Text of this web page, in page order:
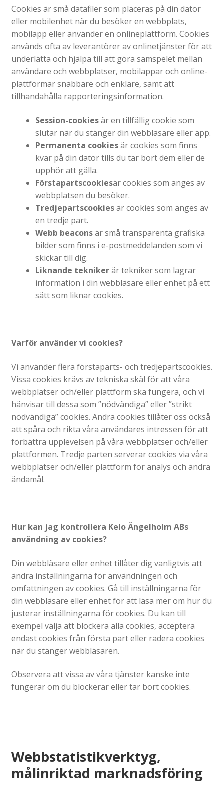
Cookies är små datafiler som placeras på din dator
eller mobilenhet när du besöker en webbplats,
mobilapp eller använder en onlineplattform. Cookies
används ofta av leverantörer av onlinetjänster för att
underlätta och hjälpa till att göra samspelet mellan
användare och webbplatser, mobilappar och online-
plattformar snabbare och enklare, samt att
tillhandahålla rapporteringsinformation.
Session-cookiesär en tillfällig cookie som
slutar när du stänger din webbläsare eller app.
Permanenta cookiesär cookies som finns
kvar på din dator tills du tar bort dem eller de
upphör att gälla.
Förstapartscookiesär cookies som anges av
webbplatsen du besöker.
Tredjepartscookiesär cookies som anges av
en tredje part.
Webb beaconsär små transparenta grafiska
bilder som finns i e-postmeddelanden som vi
skickar till dig.
Liknande teknikerär tekniker som lagrar
information i din webbläsare eller enhet på ett
sätt som liknar cookies.
Varför använder vi cookies?
Vi använder flera förstaparts- och tredjepartscookies.
Vissa cookies krävs av tekniska skäl för att våra
webbplatser och/eller plattform ska fungera, och vi
hänvisar till dessa som ”nödvändiga” eller ”strikt
nödvändiga” cookies. Andra cookies tillåter oss också
att spåra och rikta våra användares intressen för att
förbättra upplevelsen på våra webbplatser och/eller
plattformen. Tredje parten serverar cookies via våra
webbplatser och/eller plattform för analys och andra
ändamål.
Hur kan jag kontrollera Kelo Ängelholm ABs
användning av cookies?
Din webbläsare eller enhet tillåter dig vanligtvis att
ändra inställningarna för användningen och
omfattningen av cookies. Gå till inställningarna för
din webbläsare eller enhet för att läsa mer om hur du
justerar inställningarna för cookies. Du kan till
exempel välja att blockera alla cookies, acceptera
endast cookies från första part eller radera cookies
när du stänger webbläsaren.
Observera att vissa av våra tjänster kanske inte
fungerar om du blockerar eller tar bort cookies.
Webbstatistikverktyg,
målinriktad marknadsföring